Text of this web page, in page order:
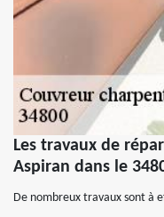
Les travaux de
Aspiran dans le
De nombreux travaux sont à